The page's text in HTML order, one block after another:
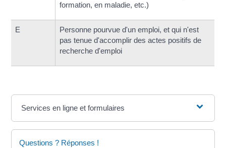
formation, en maladie, etc.)
E
Personne pourvue d'un emploi, et qui n'est
pas tenue d'accomplir des actes positifs de
recherche d'emploi
Services en ligne et formulaires
Questions ? Réponses !